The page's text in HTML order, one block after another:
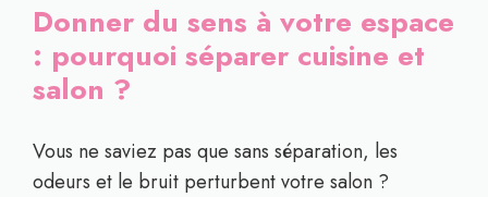
Donner du sens à votre espace
: pourquoi séparer cuisine et
salon ?
Vous ne saviez pas que sans séparation, les
odeurs et le bruit perturbent votre salon ?